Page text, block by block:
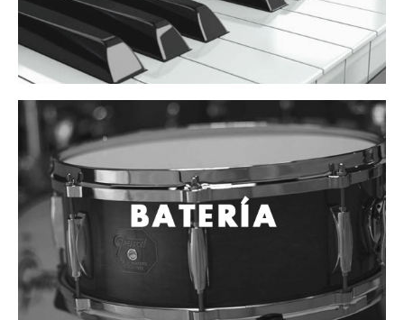
Mano alámbrico
Instrumento alámbrico
Inalámbrico de mano
Inalámbrico diadema y solapa
Inalámbrico para instrumento
Estudio
Corro y escenario
Instalaciones
Cámara, computadora y celular
Pedestales y soportes
Accesorios